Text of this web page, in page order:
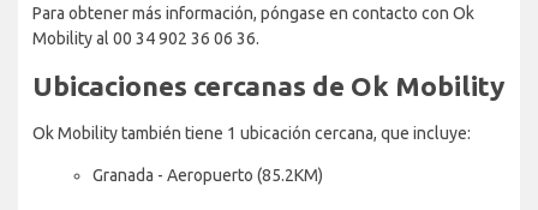
Para obtener más información, póngase en contacto con Ok
Mobility al 00 34 902 36 06 36.
Ubicaciones cercanas de Ok Mobility
Ok Mobility también tiene 1 ubicación cercana, que incluye:
Granada - Aeropuerto (85.2KM)